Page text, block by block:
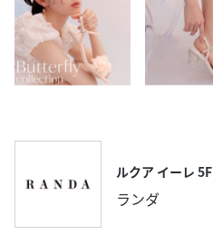
ルクア イーレ 5F
ランダ